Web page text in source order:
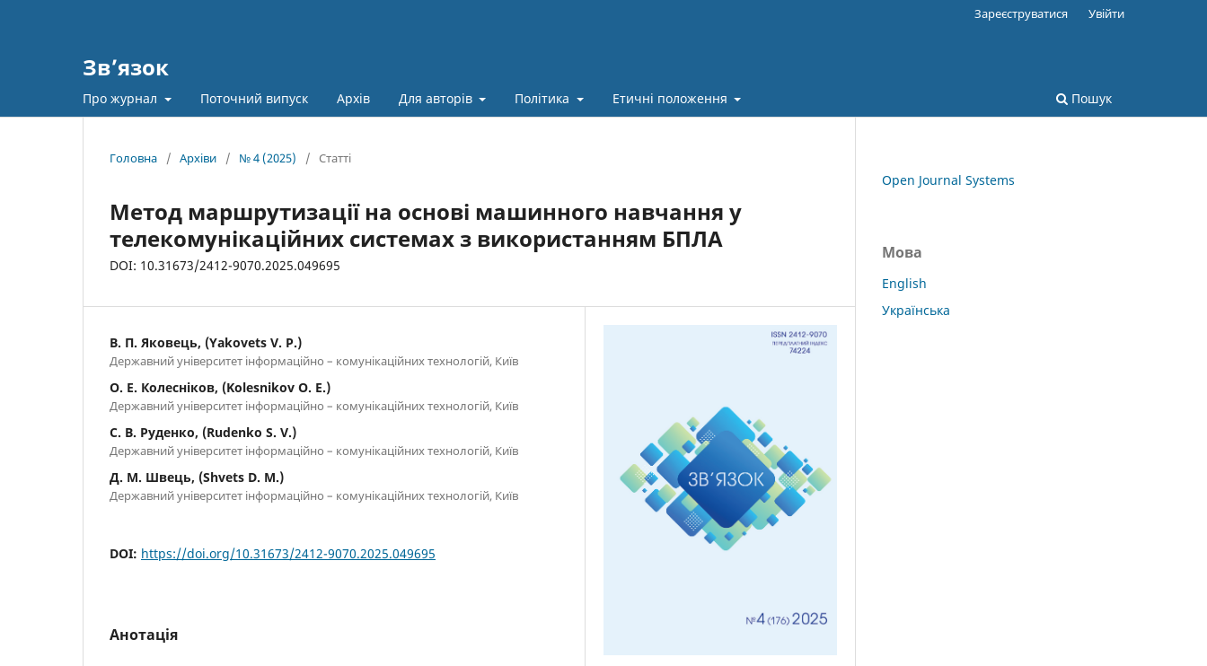
Зв’язок
Про журнал Поточний випуск Архів Для авторів Політика Етичні положення Пошук
Зареєструватися Увійти
Головна / Архіви / № 4 (2025) / Статті
Метод маршрутизації на основі машинного навчання у
телекомунікаційних системах з використанням БПЛА
DOI: 10.31673/2412-9070.2025.049695
В. П. Яковець, (Yakovets V. P.)
Державний університет інформаційно – комунікаційних технологій, Київ
О. Е. Колесніков, (Kolesnikov O. E.)
Державний університет інформаційно – комунікаційних технологій, Київ
С. В. Руденко, (Rudenko S. V.)
Державний університет інформаційно – комунікаційних технологій, Київ
Д. М. Швець, (Shvets D. M.)
Державний університет інформаційно – комунікаційних технологій, Київ
DOI: https://doi.org/10.31673/2412-9070.2025.049695
Анотація
Open Journal Systems
Мова
English
Українська